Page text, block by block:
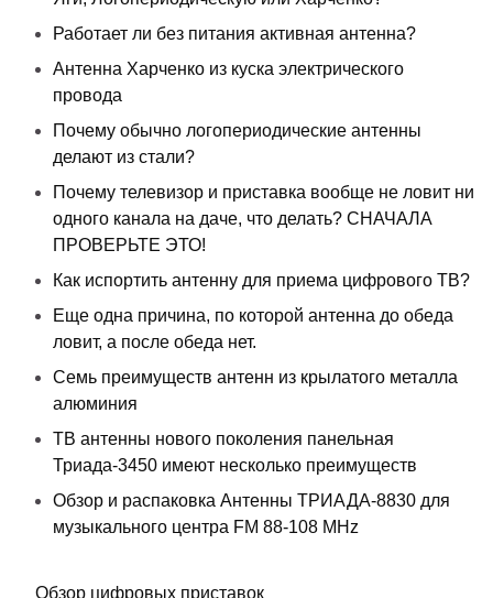
Работает ли без питания активная антенна?
Антенна Харченко из куска электрического
провода
Почему обычно логопериодические антенны
делают из стали?
Почему телевизор и приставка вообще не ловит ни
одного канала на даче, что делать? СНАЧАЛА
ПРОВЕРЬТЕ ЭТО!
Как испортить антенну для приема цифрового ТВ?
Еще одна причина, по которой антенна до обеда
ловит, а после обеда нет.
Семь преимуществ антенн из крылатого металла
алюминия
ТВ антенны нового поколения панельная
Триада-3450 имеют несколько преимуществ
Обзор и распаковка Антенны ТРИАДА-8830 для
музыкального центра FM 88-108 MHz
Обзор цифровых приставок